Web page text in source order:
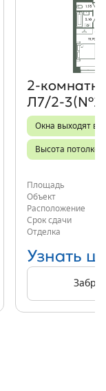
Л7/2-
Окна выходят во
Высота
Площадь
Объект
Расположение
Срок сдачи
Отделка
Узнать